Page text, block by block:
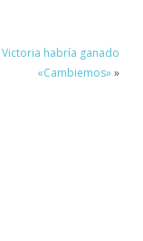
Victoria habría ganado
«Cambiemos»»